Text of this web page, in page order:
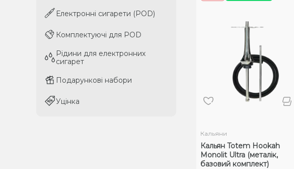
Електронні сигарети (POD)
Комплектуючі для POD
Рідини для електронних
сигарет
Подарункові набори
Уцінка
Електронні сигарети (POD)
Комплектуючі для POD
Рідини для електронних
сигарет
Подарункові набори
Уцінка
Кальяни
Кальян Totem Hookah
Monolit Ultra (металік,
базовий комплект)